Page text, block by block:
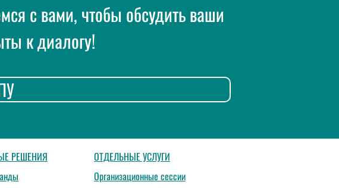
с вами, чтобы обсудить ваши
к диалогу!
РЕШЕНИЯ
ОТДЕЛЬНЫЕ УСЛУГИ
Организационные сессии